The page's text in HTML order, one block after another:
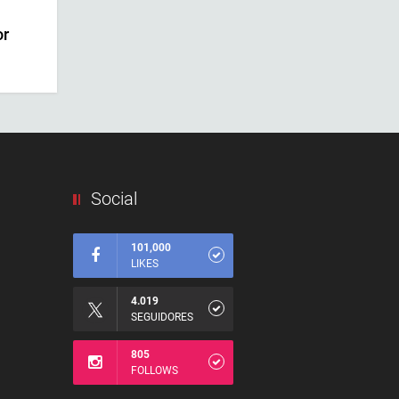
Social
101,000
LIKES
4.019
SEGUIDORES
805
FOLLOWS